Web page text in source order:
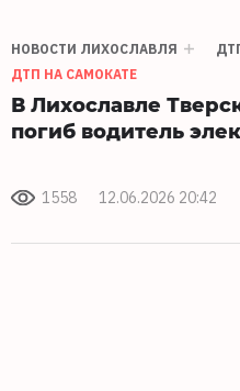
НОВОСТИ ЛИХОСЛАВЛЯ
ДТП НА САМОКАТЕ
В Лихославле
погиб водитель
1558 12.06.2026 20:42